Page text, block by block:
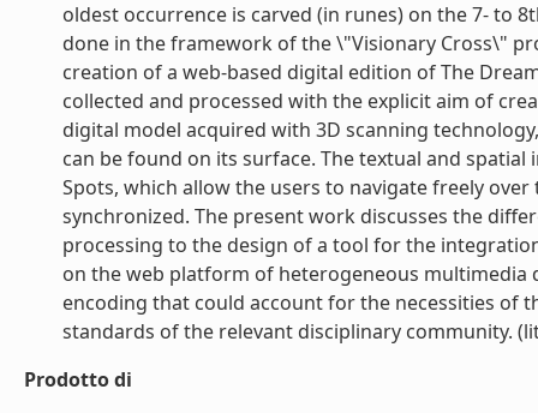
oldest occurrence is carved (in runes) on the 7- to
done in the framework of the \"Visionary Cross\"
creation of a web-based digital edition of The
collected and processed with the explicit aim of
digital model acquired with 3D scanning
can be found on its surface. The textual and
Spots, which allow the users to navigate freely
synchronized. The present work discusses the
processing to the design of a tool for the
on the web platform of heterogeneous multimedia
encoding that could account for the necessities of
standards of the relevant disciplinary community.
Prodotto di